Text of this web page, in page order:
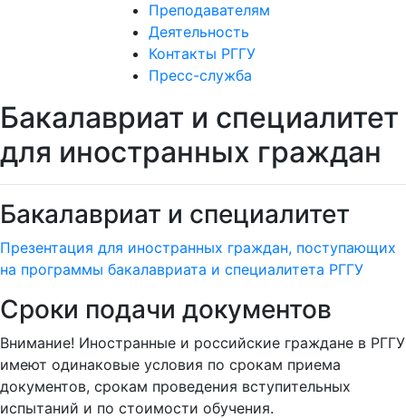
Преподавателям
Деятельность
Контакты РГГУ
Пресс-служба
Бакалавриат и специалитет
для иностранных граждан
Бакалавриат и специалитет
Презентация для иностранных граждан, поступающих
на программы бакалавриата и специалитета РГГУ
Сроки подачи документов
Внимание! Иностранные и российские граждане в РГГУ
имеют одинаковые условия по срокам приема
документов, срокам проведения вступительных
испытаний и по стоимости обучения.